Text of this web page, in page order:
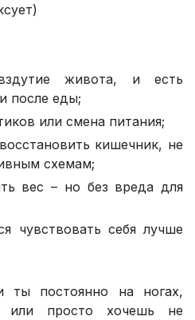
живота, и есть
после еды;
или смена питания;
кишечник, не
схемам;
вес – но без вреда для
чувствовать себя лучше
ты постоянно на ногах,
или просто хочешь не